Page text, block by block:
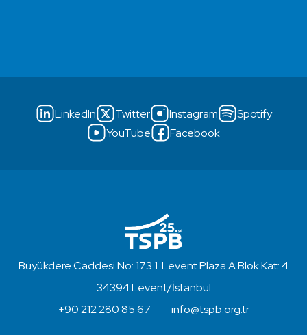
LinkedIn Twitter Instagram
Spotify
YouTube
Facebook
Büyükdere Caddesi No: 173 1. Levent Plaza A Blok Kat: 4
34394 Levent/İstanbul
+90 212 280 85 67
info@tspb.org.tr